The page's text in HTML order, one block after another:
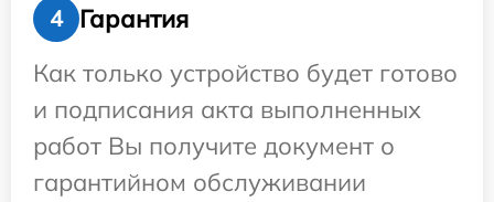
4
Гарантия
Как только устройство будет готово
и подписания акта выполненных
работ Вы получите документ о
гарантийном обслуживании